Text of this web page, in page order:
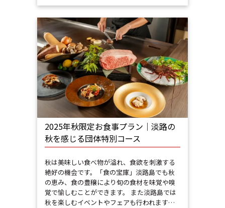
2025年秋限定お食事プラン｜淡路の
秋を感じる団体特別コース
秋は美味しい食べ物が溢れ、食欲を刺激する
絶好の機会です。「食の宝庫」淡路島でも秋
の恵み、食の豊穣により旬の食材を味覚や嗅
覚で愉しむことができます。 また淡路島では
秋を楽しむイベントやフェアも行われます…